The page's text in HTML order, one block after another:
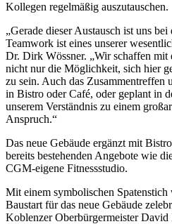
Kollegen regelmäßig auszutauschen.
„Gerade dieser Austausch ist uns
Teamwork ist eines unserer
Dr. Dirk Wössner. „Wir schaffen mit
nicht nur die Möglichkeit, sich hier
zu sein. Auch das Zusammentreffen
in Bistro oder Café, oder geplant in
unserem Verständnis zu einem
Anspruch.“
Das neue Gebäude ergänzt mit
bereits bestehenden Angebote wie
CGM-eigene Fitnessstudio.
Mit einem symbolischen
Baustart für das neue Gebäude
Koblenzer Oberbürgermeister